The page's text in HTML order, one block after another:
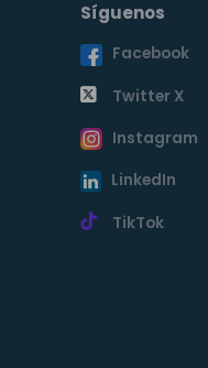
Síguenos
Facebook
Twitter X
Instagram
LinkedIn
TikTok